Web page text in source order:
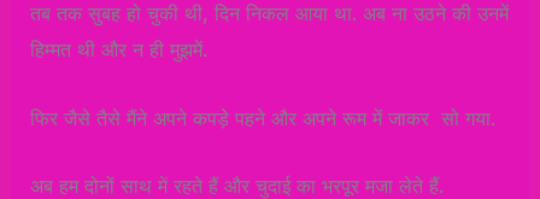
तब तक सुबह हो चुकी थी, दिन निकल आया था. अब ना उठने की उनमें
हिम्मत थी और न ही मुझमें.
फिर जैसे तैसे मैंने अपने कपड़े पहने और अपने रूम में जाकर सो गया.
अब हम दोनों साथ में रहते हैं और चुदाई का भरपूर मजा लेते हैं.